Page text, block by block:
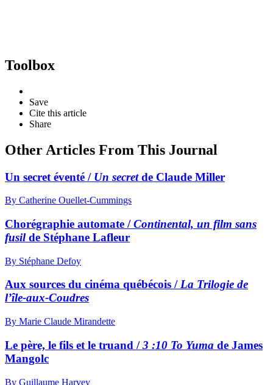
Toolbox
Save
Cite this article
Share
Other Articles From This Journal
Un secret éventé / Un secretde Claude Miller
By Catherine Ouellet-Cummings
Chorégraphie automate /Continental, un film sans
fusilde Stéphane Lafleur
By Stéphane Defoy
Aux sources du cinéma québécois /La Trilogie de
l’île-aux-Coudres
By Marie Claude Mirandette
Le père, le fils et le truand /3 :10 To Yuma de James
Mangolc
By Guillaume Harvey